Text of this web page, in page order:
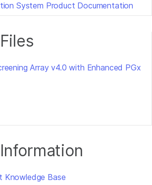
System Product Documentation
Array v4.0 with Enhanced PGx
Knowledge Base